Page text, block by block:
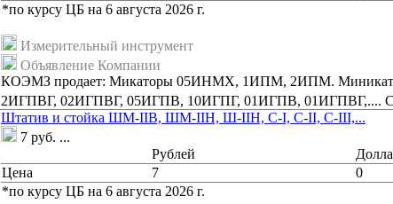
*по курсу ЦБ на 6 августа 2026 г.
Измерительный инструмент
Объявление Компании
КОЭМЗ продает: Микаторы 05ИНМХ, 1ИПМ, 2ИПМ.
2ИГПВГ, 02ИГПВГ, 05ИГПВ, 10ИГПГ, 01ИГПВ, 01ИГПВГ,....
Штатив и стойка ШМ-IIB, ШМ-IIH, Ш-IIH, C-I, C-II, C-III,...
7 руб. ...
Рублей
Цена
7
0
*по курсу ЦБ на 6 августа 2026 г.